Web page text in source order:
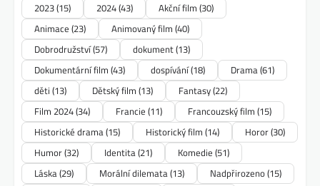
2023(15) 2024(43) Akční film (30)
Animace (23) Animovaný film (40)
Dobrodružství(57) dokument(13)
Dokumentární film (43) dospívání(18) Drama(61)
děti (13) Dětský film (13) Fantasy(22)
Film 2024(34) Francie (11) Francouzský film (15)
Historické drama(15) Historický film (14) Horor(30)
Humor(32) Identita(21) Komedie (51)
Láska(29) Morální dilemata(13) Nadpřirozeno(15)